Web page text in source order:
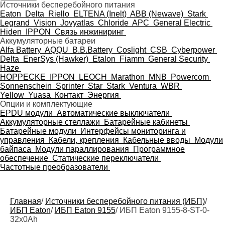
Источники бесперебойного питания
Eaton
Delta Riello ELTENA (Inelt) ABB (Newave) Stark
Legrand Vision Jovyatlas Chloride APC General Electric
Hiden
IPPON
Связь инжиниринг
Аккумуляторные батареи
Alfa Battery AQQU B.B.Battery Coslight CSB Cyberpower
Delta
EnerSys (Hawker) Etalon Fiamm General Security
Haze
HOPPECKE
IPPON LEOCH Marathon MNB
Powercom
Sonnenschein Sprinter Star Stark Ventura WBR
Yellow Yuasa Контакт Энергия
Опции и комплектующие
EPDU модули Автоматические выключатели
Аккумуляторные стеллажи
Батарейные кабинеты
Батарейные модули
Интерфейсы мониторинга и
управления
Кабели, крепления Кабельные вводы
Модули
байпаса
Модули параллирования
Программное
обеспечение Статические переключатели
Частотные преобразователи
Главная/ Источники бесперебойного питания (ИБП)/
ИБП Eaton/ ИБП Eaton 9155/ ИБП Eaton 9155-8-ST-0-
32x0Ah